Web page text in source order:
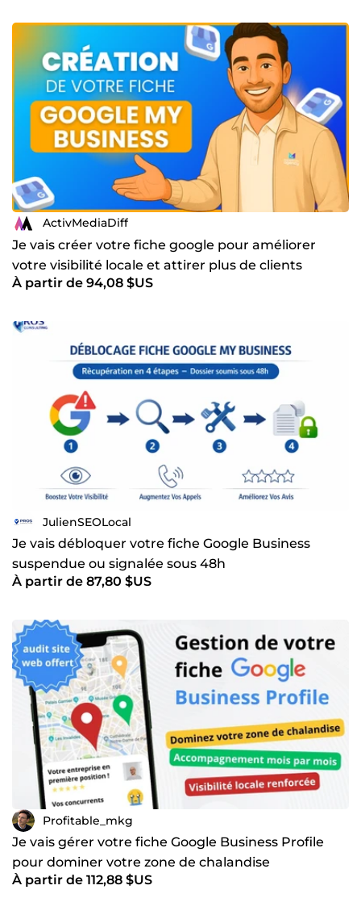
ActivMediaDiff
Je vais créer votre fiche google pour améliorer
votre visibilité locale et attirer plus de clients
À partir de 94,08 $US
JulienSEOLocal
Je vais débloquer votre fiche Google Business
suspendue ou signalée sous 48h
À partir de 87,80 $US
Profitable_mkg
Je vais gérer votre fiche Google Business Profile
pour dominer votre zone de chalandise
À partir de 112,88 $US